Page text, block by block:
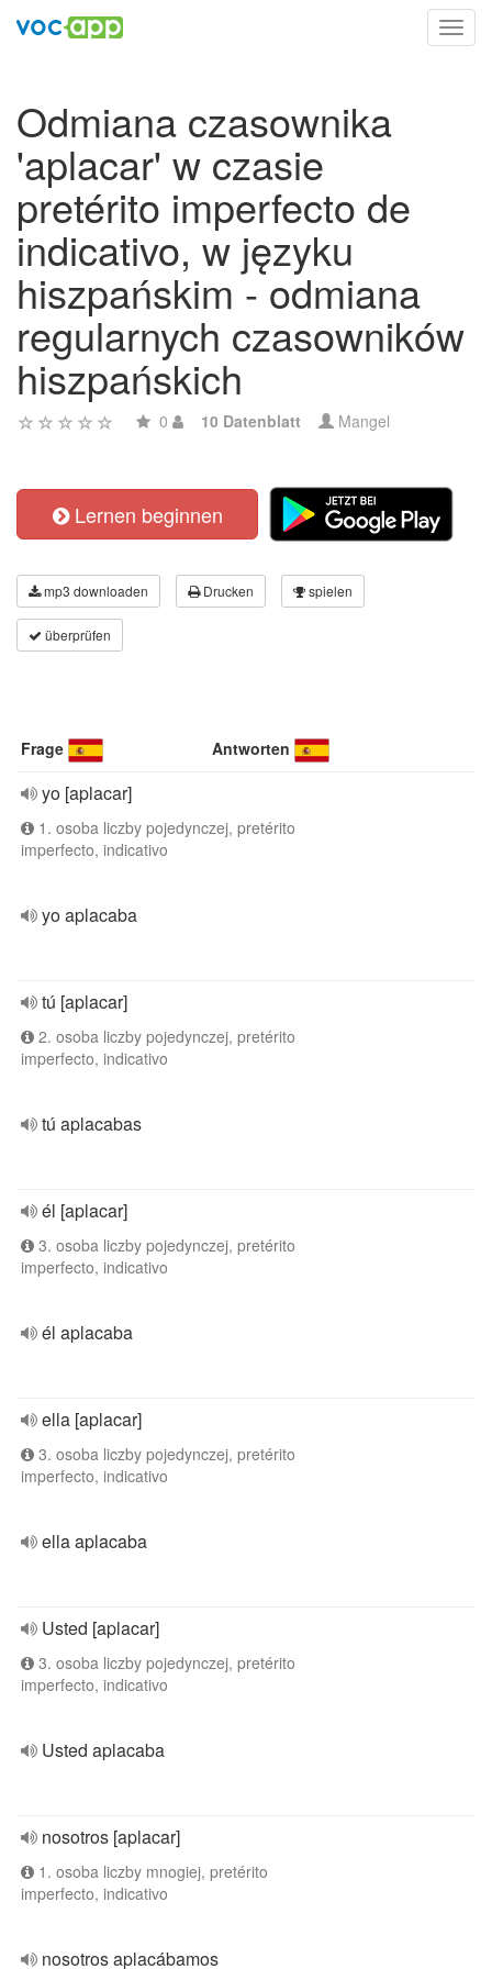
Odmiana czasownika
'aplacar' w czasie
pretérito imperfecto de
indicativo, w języku
hiszpańskim - odmiana
regularnych czasowników
hiszpańskich
0 10 Datenblatt Mangel
Lernen beginnen
mp3 downloaden Drucken spielen
überprüfen
Frage Antworten
yo [aplacar]
1. osoba liczby pojedynczej, pretérito
imperfecto, indicativo
yo aplacaba
tú [aplacar]
2. osoba liczby pojedynczej, pretérito
imperfecto, indicativo
tú aplacabas
él [aplacar]
3. osoba liczby pojedynczej, pretérito
imperfecto, indicativo
él aplacaba
ella [aplacar]
3. osoba liczby pojedynczej, pretérito
imperfecto, indicativo
ella aplacaba
Usted [aplacar]
3. osoba liczby pojedynczej, pretérito
imperfecto, indicativo
Usted aplacaba
nosotros [aplacar]
1. osoba liczby mnogiej, pretérito
imperfecto, indicativo
nosotros aplacábamos